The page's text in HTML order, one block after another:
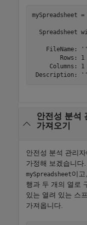
mySpreadsheet =
Spreadsheet
    FileName: ''
        Rows: 1
     Columns: 1
Description: ''
안전성 분석
가져오기
안전성 분석 관리자
가정해 보겠습니다
mySpreadsheet이고,
행과 두 개의 열로
있는 열려 있는 스
가져옵니다.